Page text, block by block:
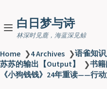
白日梦与诗
林深时见鹿，海蓝深见鲸
Home ❯4 Archives ❯语雀知识
苏苏的输出【Output】
❯书
《小狗钱钱》24年重读——行